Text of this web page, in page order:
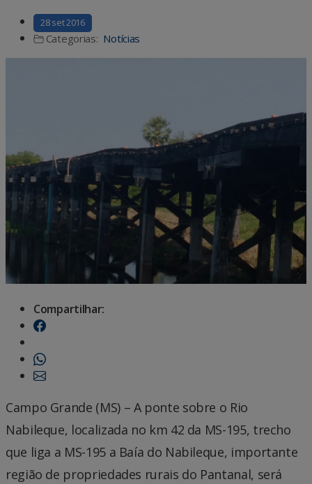
28 set 2016
Categorias: Notícias
Compartilhar:
Campo Grande (MS) – A ponte sobre o Rio
Nabileque, localizada no km 42 da MS-195, trecho
que liga a MS-195 a Baía do Nabileque, importante
região de propriedades rurais do Pantanal, será